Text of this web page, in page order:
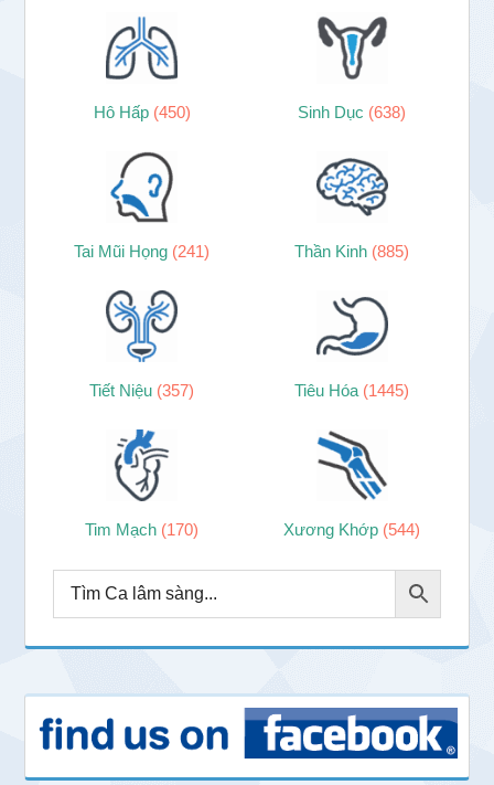
Hô Hấp (450) Sinh Dục (638)
Tai Mũi Họng (241) Thần Kinh (885)
Tiết Niệu (357) Tiêu Hóa (1445)
Tim Mạch (170) Xương Khớp (544)